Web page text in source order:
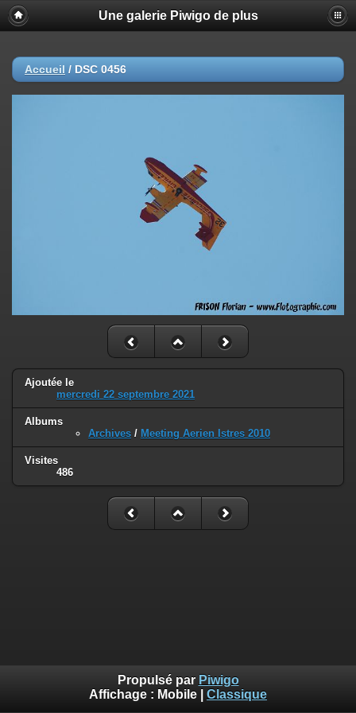
Une galerie Piwigo de plus
Accueil / DSC 0456
Ajoutée le
mercredi 22 septembre 2021
Albums
Archives / Meeting Aerien Istres 2010
Visites
486
Propulsé par Piwigo
Affichage : Mobile Classique